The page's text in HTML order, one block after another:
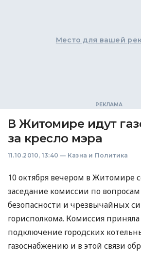
Место для вашей
В Житомире идут
за кресло мэра
11.10.2010, 13:40 — Казна и Политика
10 октября вечером в Житомире
заседание комиссии по
безопасности и чрезвычайных
горисполкома. Комиссия
подключение городских
газоснабжению и в этой связи